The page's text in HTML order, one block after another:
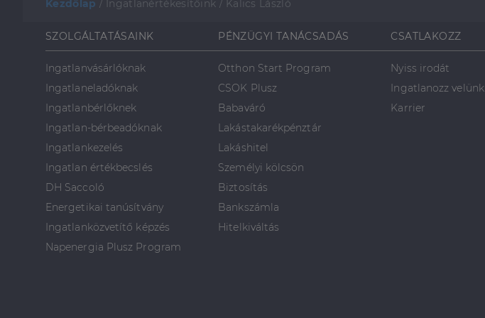
Kezdőlap / Ingatlanértékesítőink / Kalics László
SZOLGÁLTATÁSAINK
Ingatlanvásárlóknak
Ingatlaneladóknak
Ingatlanbérlőknek
Ingatlan-bérbeadóknak
Ingatlankezelés
Ingatlan értékbecslés
DH Saccoló
Energetikai tanúsítvány
Ingatlanközvetítő képzés
Napenergia Plusz Program
PÉNZÜGYI TANÁCSADÁS
Otthon Start Program
CSOK Plusz
Babaváró
Lakástakarékpénztár
Lakáshitel
Személyi kölcsön
Biztosítás
Bankszámla
Hitelkiváltás
CSATLAKOZZ
Nyiss irodát
Ingatlanozz velünk
Karrier